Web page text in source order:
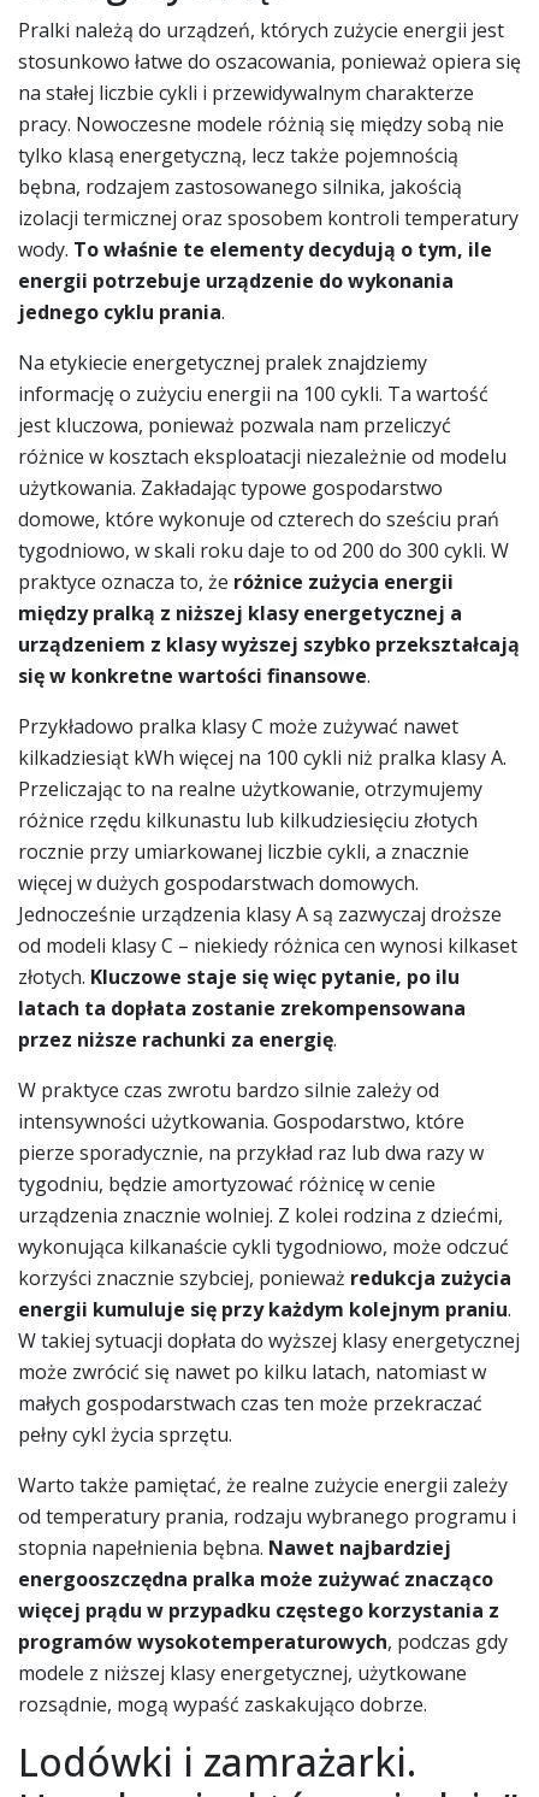
Pralki należą do urządzeń, których zużycie energii jest
stosunkowo łatwe do oszacowania, ponieważ opiera się
na stałej liczbie cykli i przewidywalnym charakterze
pracy. Nowoczesne modele różnią się między sobą nie
tylko klasą energetyczną, lecz także pojemnością
bębna, rodzajem zastosowanego silnika, jakością
izolacji termicznej oraz sposobem kontroli temperatury
wody. To właśnie te elementy decydują o tym, ile
energii potrzebuje urządzenie do wykonania
jednego cyklu prania.
Na etykiecie energetycznej pralek znajdziemy
informację o zużyciu energii na 100 cykli. Ta wartość
jest kluczowa, ponieważ pozwala nam przeliczyć
różnice w kosztach eksploatacji niezależnie od modelu
użytkowania. Zakładając typowe gospodarstwo
domowe, które wykonuje od czterech do sześciu prań
tygodniowo, w skali roku daje to od 200 do 300 cykli. W
praktyce oznacza to, że różnice zużycia energii
między pralką z niższej klasy energetycznej a
urządzeniem z klasy wyższej szybko przekształcają
się w konkretne wartości finansowe.
Przykładowo pralka klasy C może zużywać nawet
kilkadziesiąt kWh więcej na 100 cykli niż pralka klasy A.
Przeliczając to na realne użytkowanie, otrzymujemy
różnice rzędu kilkunastu lub kilkudziesięciu złotych
rocznie przy umiarkowanej liczbie cykli, a znacznie
więcej w dużych gospodarstwach domowych.
Jednocześnie urządzenia klasy A są zazwyczaj droższe
od modeli klasy C – niekiedy różnica cen wynosi kilkaset
złotych. Kluczowe staje się więc pytanie, po ilu
latach ta dopłata zostanie zrekompensowana
przez niższe rachunki za energię.
W praktyce czas zwrotu bardzo silnie zależy od
intensywności użytkowania. Gospodarstwo, które
pierze sporadycznie, na przykład raz lub dwa razy w
tygodniu, będzie amortyzować różnicę w cenie
urządzenia znacznie wolniej. Z kolei rodzina z dziećmi,
wykonująca kilkanaście cykli tygodniowo, może odczuć
korzyści znacznie szybciej, ponieważ redukcja zużycia
energii kumuluje się przy każdym kolejnym praniu.
W takiej sytuacji dopłata do wyższej klasy energetycznej
może zwrócić się nawet po kilku latach, natomiast w
małych gospodarstwach czas ten może przekraczać
pełny cykl życia sprzętu.
Warto także pamiętać, że realne zużycie energii zależy
od temperatury prania, rodzaju wybranego programu i
stopnia napełnienia bębna. Nawet najbardziej
energooszczędna pralka może zużywać znacząco
więcej prądu w przypadku częstego korzystania z
programów wysokotemperaturowych, podczas gdy
modele z niższej klasy energetycznej, użytkowane
rozsądnie, mogą wypaść zaskakująco dobrze.
Lodówki i zamrażarki.